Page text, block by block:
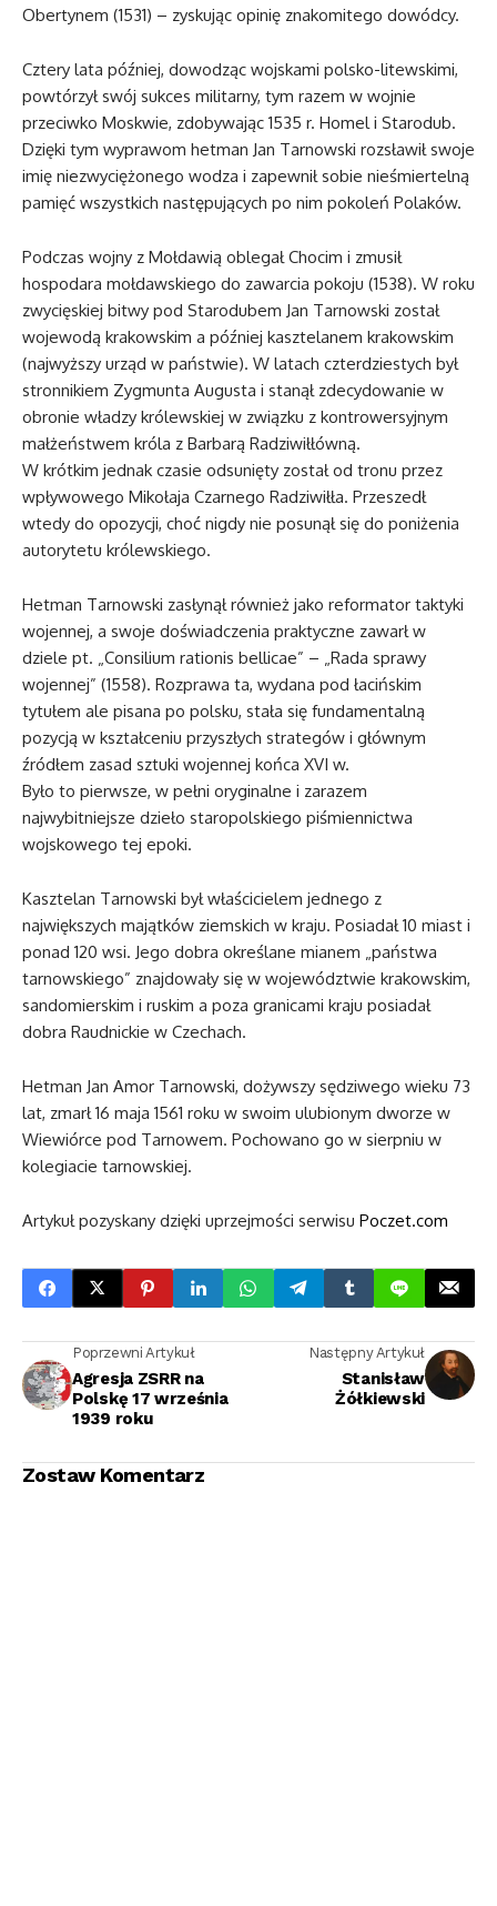
Obertynem (1531) – zyskując opinię znakomitego dowódcy.
Cztery lata później, dowodząc wojskami polsko-litewskimi,
powtórzył swój sukces militarny, tym razem w wojnie
przeciwko Moskwie, zdobywając 1535 r. Homel i Starodub.
Dzięki tym wyprawom hetman Jan Tarnowski rozsławił swoje
imię niezwyciężonego wodza i zapewnił sobie nieśmiertelną
pamięć wszystkich następujących po nim pokoleń Polaków.
Podczas wojny z Mołdawią oblegał Chocim i zmusił
hospodara mołdawskiego do zawarcia pokoju (1538). W roku
zwycięskiej bitwy pod Starodubem Jan Tarnowski został
wojewodą krakowskim a później kasztelanem krakowskim
(najwyższy urząd w państwie). W latach czterdziestych był
stronnikiem Zygmunta Augusta i stanął zdecydowanie w
obronie władzy królewskiej w związku z kontrowersyjnym
małżeństwem króla z Barbarą Radziwiłłówną.
W krótkim jednak czasie odsunięty został od tronu przez
wpływowego Mikołaja Czarnego Radziwiłła. Przeszedł
wtedy do opozycji, choć nigdy nie posunął się do poniżenia
autorytetu królewskiego.
Hetman Tarnowski zasłynął również jako reformator taktyki
wojennej, a swoje doświadczenia praktyczne zawarł w
dziele pt. „Consilium rationis bellicae” – „Rada sprawy
wojennej” (1558). Rozprawa ta, wydana pod łacińskim
tytułem ale pisana po polsku, stała się fundamentalną
pozycją w kształceniu przyszłych strategów i głównym
źródłem zasad sztuki wojennej końca XVI w.
Było to pierwsze, w pełni oryginalne i zarazem
najwybitniejsze dzieło staropolskiego piśmiennictwa
wojskowego tej epoki.
Kasztelan Tarnowski był właścicielem jednego z
największych majątków ziemskich w kraju. Posiadał 10 miast i
ponad 120 wsi. Jego dobra określane mianem „państwa
tarnowskiego” znajdowały się w województwie krakowskim,
sandomierskim i ruskim a poza granicami kraju posiadał
dobra Raudnickie w Czechach.
Hetman Jan Amor Tarnowski, dożywszy sędziwego wieku 73
lat, zmarł 16 maja 1561 roku w swoim ulubionym dworze w
Wiewiórce pod Tarnowem. Pochowano go w sierpniu w
kolegiacie tarnowskiej.
Artykuł pozyskany dzięki uprzejmości serwisu Poczet.com
Poprzewni Artykuł
Agresja ZSRR na
Polskę 17 września
1939 roku
Następny Artykuł
Stanisław
Żółkiewski
Zostaw Komentarz